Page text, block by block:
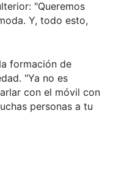
"Queremos
Y, todo esto,
formación de
"Ya no es
con el móvil con
personas a tu